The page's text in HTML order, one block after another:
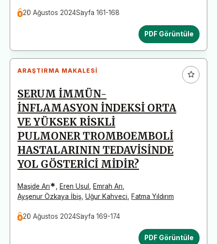
20 Ağustos 2024Sayfa 161-168
PDF Görüntüle
ARAŞTIRMA MAKALESI
SERUM İMMÜN-
İNFLAMASYON İNDEKSİ ORTA
VE YÜKSEK RİSKLİ
PULMONER TROMBOEMBOLİ
HASTALARININ TEDAVİSİNDE
YOL GÖSTERİCİ MİDİR?
Maşide Arı* Eren Usul Emrah Arı
Ayşenur Özkaya İbiş Uğur Kahveci Fatma Yıldırım
20 Ağustos 2024Sayfa 169-174
PDF Görüntüle